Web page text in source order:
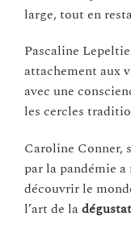
large, tout en
Pascaline
attachement aux
avec une
les cercles
Caroline Conner,
par la pandémie
découvrir le
l’art de la